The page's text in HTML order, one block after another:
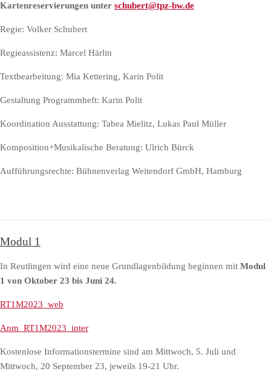
Kartenreservierungen unter schubert@tpz-bw.de
Regie: Volker Schubert
Regieassistenz: Marcel Härlin
Textbearbeitung: Mia Kettering, Karin Polit
Gestaltung Programmheft: Karin Polit
Koordination Ausstattung: Tabea Mielitz, Lukas Paul Müller
Komposition+Musikalische Beratung: Ulrich Bürck
Aufführungsrechte: Bühnenverlag Weitendorf GmbH, Hamburg
Modul 1
In Reutlingen wird eine neue Grundlagenbildung beginnen mit Modul
1 von Oktober 23 bis Juni 24.
RT1M2023_web
Anm_RT1M2023_inter
Kostenlose Informationstermine sind am Mittwoch, 5. Juli und
Mittwoch, 20 September 23, jeweils 19-21 Uhr.